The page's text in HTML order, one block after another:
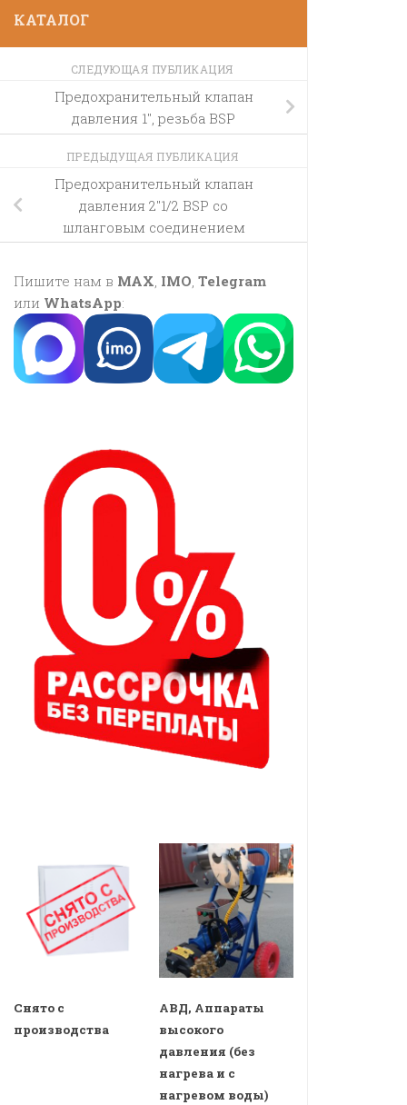
КАТАЛОГ
СЛЕДУЮЩАЯ ПУБЛИКАЦИЯ
Предохранительный клапан
давления 1″, резьба BSP
ПРЕДЫДУЩАЯ ПУБЛИКАЦИЯ
Предохранительный клапан
давления 2″1/2 BSP со
шланговым соединением
Пишите нам в MAX, IMO, Telegram
или WhatsApp:
Снято с
производства
АВД, Аппараты
высокого
давления (без
нагрева и с
нагревом воды)